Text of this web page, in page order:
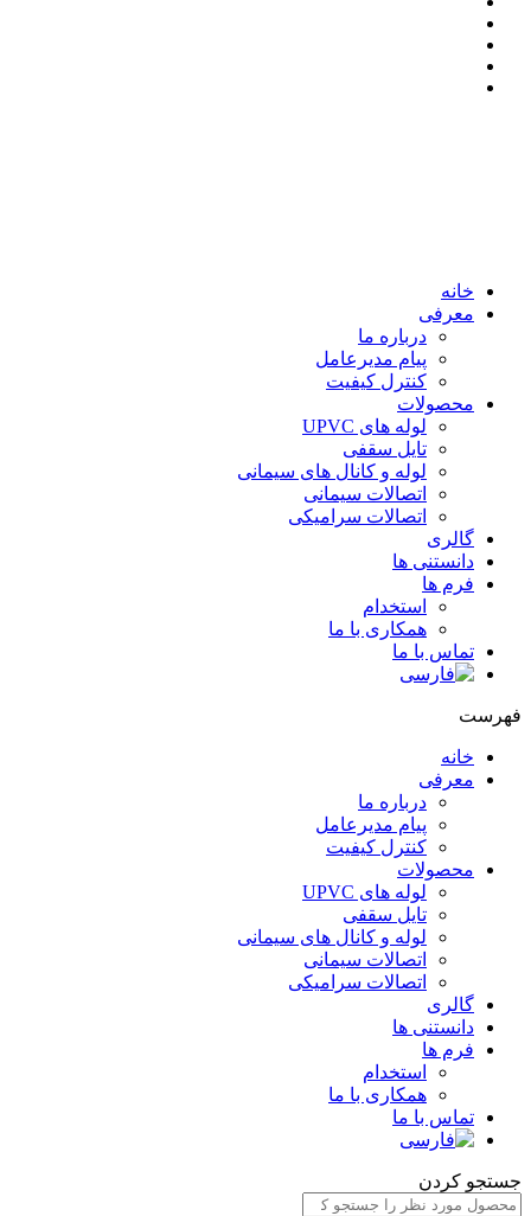
خانه
معرفی
درباره ما
پیام مدیرعامل
کنترل کیفیت
محصولات
لوله های UPVC
تایل سقفی
لوله و کانال های سیمانی
اتصالات سیمانی
اتصالات سرامیکی
گالری
دانستنی ها
فرم ها
استخدام
همکاری با ما
تماس با ما
فهرست
خانه
معرفی
درباره ما
پیام مدیرعامل
کنترل کیفیت
محصولات
لوله های UPVC
تایل سقفی
لوله و کانال های سیمانی
اتصالات سیمانی
اتصالات سرامیکی
گالری
دانستنی ها
فرم ها
استخدام
همکاری با ما
تماس با ما
جستجو کردن